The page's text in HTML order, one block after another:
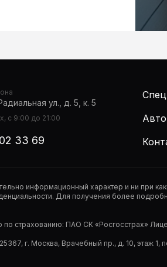
ул., д. 5, к. 5
с 9:00 до 21:00
33 69
информационный характер и ни при
Для получения более
страхованию: ПАО СК «Росгосстрах»
г. Москва, Врачебный пр., д. 10,